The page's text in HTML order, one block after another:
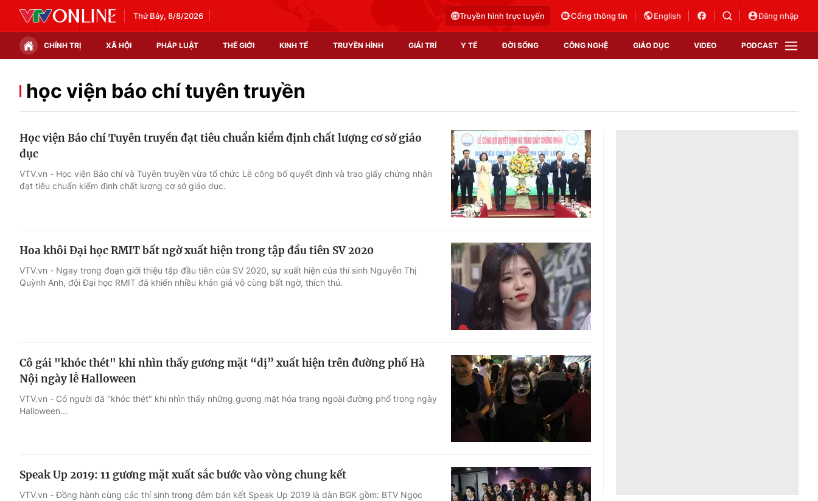
Thứ Bảy, 8/8/2026 Truyền hình trực tuyến Cổng thông tin English Đăng nhập
CHÍNH TRỊ XÃ HỘI PHÁP LUẬT THẾ GIỚI KINH TẾ TRUYỀN HÌNH GIẢI TRÍ Y TẾ ĐỜI SỐNG CÔNG NGHỆ GIÁO DỤC VIDEO PODCAST
Chính trị Xã hội
Tin tức
Thế giới đó đây
Thị trường
Góc doanh nghiệp
Hậu trường
Video
Shorts video
Podcast
EMagazine
Photo
Infographic
Góc ảnh
Điện ảnh
Âm nhạc
Sao
Du lịch
Chất lượng cuộc sống
Tuyển sinh
Công nghệ
Hitech Công nghệ tương lai
Sản phẩm
Thị trường
Tư vấn
VTV Sức khoẻ
học viện báo chí tuyên truyền
Học viện Báo chí Tuyên truyền đạt tiêu chuẩn kiểm định chất lượng cơ sở giáo
dục
VTV.vn - Học viện Báo chí và Tuyên truyền vừa tổ chức Lễ công bố quyết định và trao giấy chứng nhận
đạt tiêu chuẩn kiểm định chất lượng cơ sở giáo dục.
Hoa khôi Đại học RMIT bất ngờ xuất hiện trong tập đầu tiên SV 2020
VTV.vn - Ngay trong đoạn giới thiệu tập đầu tiên của SV 2020, sự xuất hiện của thí sinh Nguyễn Thị
Quỳnh Anh, đội Đại học RMIT đã khiến nhiều khán giả vô cùng bất ngờ, thích thú.
Cô gái "khóc thét" khi nhìn thấy gương mặt “dị” xuất hiện trên đường phố Hà
Nội ngày lễ Halloween
VTV.vn - Có người đã "khóc thét" khi nhìn thấy những gương mặt hóa trang ngoài đường phố trong ngày
Halloween...
Speak Up 2019: 11 gương mặt xuất sắc bước vào vòng chung kết
VTV.vn - Đồng hành cùng các thí sinh trong đêm bán kết Speak Up 2019 là dàn BGK gồm: BTV Ngọc